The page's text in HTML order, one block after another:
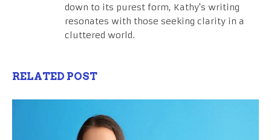
down to its purest form, Kathy's writing
resonates with those seeking clarity in a
cluttered world.
RELATED POST